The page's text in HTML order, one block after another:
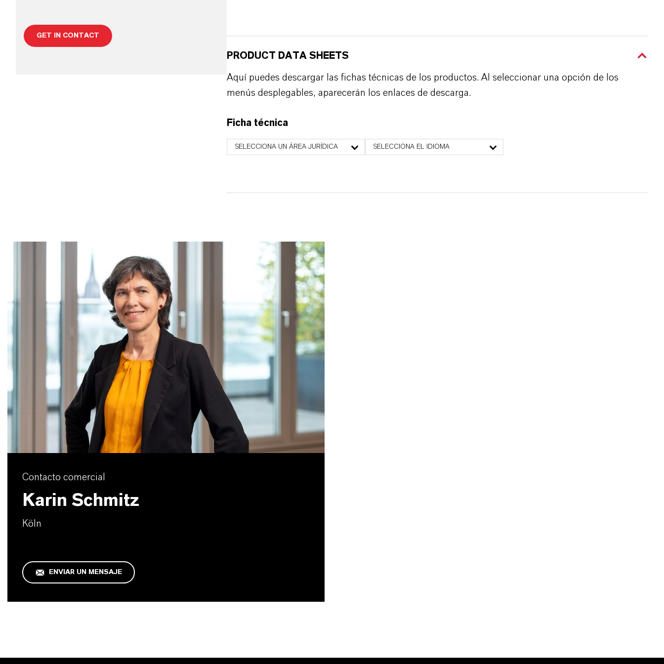
GET IN CONTACT
PRODUCT DATA SHEETS
Aquí puedes descargar las fichas técnicas de los productos. Al seleccionar una opción de los
menús desplegables, aparecerán los enlaces de descarga.
Ficha técnica
SELECCIONA UN ÁREA JURÍDICA SELECCIONA EL IDIOMA
Contacto comercial
Karin Schmitz
Köln
ENVIAR UN MENSAJE